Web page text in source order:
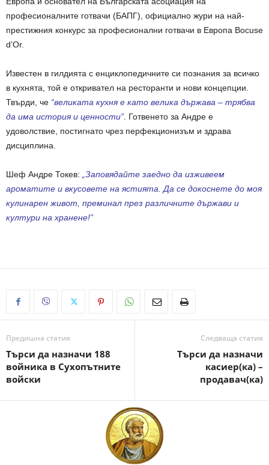
професионалните готвачи (БАПГ), официално жури на най-
престижния конкурс за професионални готвачи в Европа Bocuse
d’Or.
Известен в гилдията с енциклопедичните си познания за всичко
в кухнята, той е откривател на ресторанти и нови концепции.
Твърди, че “великата кухня е като велика държава – трябва
да има история и ценности” . Готвенето за Андре е
удоволствие, постигнато чрез перфекционизъм и здрава
дисциплина.
Шеф Андре Токев:
„Заповядайте заедно да изживеем
ароматите и вкусовете на ястията. Да се докоснете до моя
кулинарен живот, преминал през различните държави и
култури на хранене!”
Предишна статия
Търси да назначи 188
войника в Сухопътните
войски
Следваща статия
Търси да назначи
касиер(ка) –
продавач(ка)